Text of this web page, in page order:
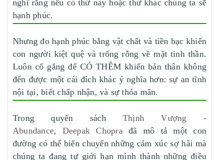
nghĩ rằng nếu có thứ này hoặc thứ khác chúng ta sẽ
hạnh phúc.
Nhưng đo hạnh phúc bằng vật chất và tiền bạc khiến
con người kiệt quệ và trống rỗng về mặt tinh thần.
Luôn cố gắng để CÓ THÊM khiến bản thân không
đến được một cái đích khác ý nghĩa hơn: sự an tĩnh
nội tại, biết chấp nhận, và sự thỏa mãn.
Trong quyển sách Thịnh Vượng -
Abundance, Deepak Choprađã mô tả một con
đường có thể biến chuyển những cảm xúc sợ hãi mà
chúng ta đang tự giới hạn mình thành những điều